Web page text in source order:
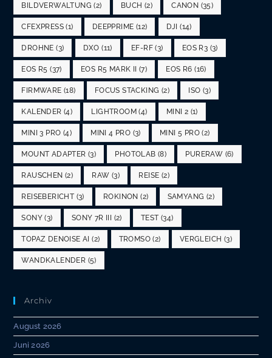
BILDVERWALTUNG (2) BUCH (2) CANON (35)
CFEXPRESS (1) DEEPPRIME (12) DJI (14)
DROHNE (3) DXO (11) EF-RF (3) EOS R3 (3)
EOS R5 (37) EOS R5 MARK II (7) EOS R6 (16)
FIRMWARE (18) FOCUS STACKING (2) ISO (3)
KALENDER (4) LIGHTROOM (4) MINI 2 (1)
MINI 3 PRO (4) MINI 4 PRO (3) MINI 5 PRO (2)
MOUNT ADAPTER (3) PHOTOLAB (8) PURERAW (6)
RAUSCHEN (2) RAW (3) REISE (2)
REISEBERICHT(3) ROKINON (2) SAMYANG (2)
SONY (3) SONY 7R III (2) TEST(34)
TOPAZ DENOISE AI (2) TROMSO (2) VERGLEICH (3)
WANDKALENDER (5)
Archiv
August 2026
Juni 2026